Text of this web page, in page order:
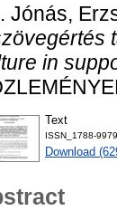
Jónás,
in
Text
ISSN_1788-
Download